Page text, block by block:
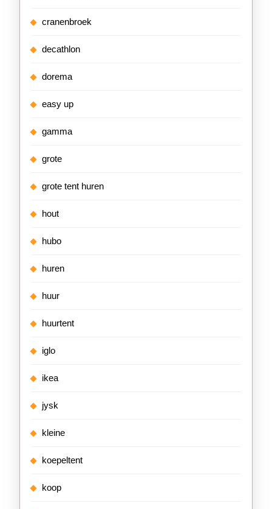
cranenbroek
decathlon
dorema
easy up
gamma
grote
grote tent huren
hout
hubo
huren
huur
huurtent
iglo
ikea
jysk
kleine
koepeltent
koop